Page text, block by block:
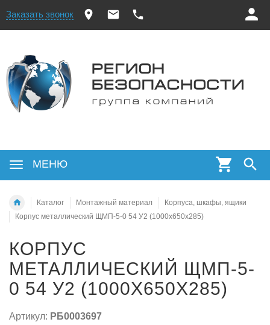
Заказать звонок
МЕНЮ
Каталог Монтажный материал
Корпуса, шкафы, ящики
Корпус металлический ЩМП-5-0 54 У2 (1000х650х285)
КОРПУС
МЕТАЛЛИЧЕСКИЙ ЩМП-5-
0 54 У2 (1000Х650Х285)
Артикул: РБ0003697